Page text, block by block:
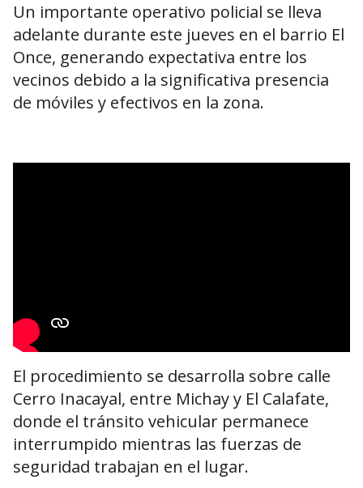
Un importante operativo policial se lleva
adelante durante este jueves en el barrio El
Once, generando expectativa entre los
vecinos debido a la significativa presencia
de móviles y efectivos en la zona.
El procedimiento se desarrolla sobre calle
Cerro Inacayal, entre Michay y El Calafate,
donde el tránsito vehicular permanece
interrumpido mientras las fuerzas de
seguridad trabajan en el lugar.